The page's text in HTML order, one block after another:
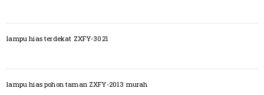
lampu hias terdekat ZXFY-3021
lampu hias pohon taman ZXFY-2013 murah